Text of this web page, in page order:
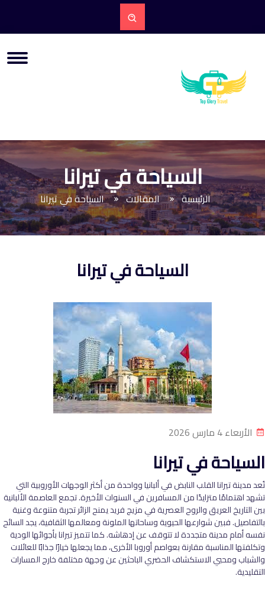
السياحة في تيرانا
الرئيسية المقالات السياحة في تيرانا
السياحة في تيرانا
الأربعاء 4 مارس 2026
السياحة في تيرانا
تُعد مدينة تيرانا القلب النابض في ألبانيا وواحدة من أكثر الوجهات الأوروبية التي
تشهد اهتمامًا متزايدًا من المسافرين في السنوات الأخيرة. تجمع العاصمة الألبانية
بين التاريخ العريق والروح العصرية في مزيج فريد يمنح الزائر تجربة متنوعة وغنية
بالتفاصيل. فبين شوارعها الحيوية وساحاتها الملونة ومعالمها الثقافية، يجد السائح
نفسه أمام مدينة متجددة لا تتوقف عن إدهاشه. كما تتميز تيرانا بأجوائها الودية
وتكلفتها المناسبة مقارنة بعواصم أوروبا الأخرى، مما يجعلها خيارًا جذابًا للعائلات
والشباب ومحبي الاستكشاف الحضري الباحثين عن وجهة مختلفة خارج المسارات
التقليدية.